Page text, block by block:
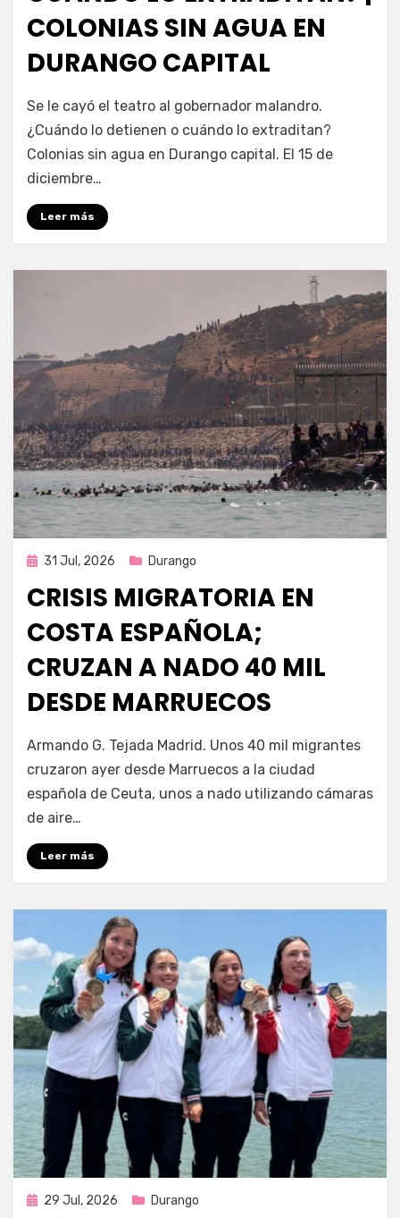
COLONIAS SIN AGUA EN
DURANGO CAPITAL
por Fernando Miranda Servín
Se le cayó el teatro al gobernador malandro.
¿Cuándo lo detienen o cuándo lo extraditan?
Colonias sin agua en Durango capital. El 15 de
diciembre…
Leer más
Publicada
31 Jul, 2026 Durango
CRISIS MIGRATORIA EN
COSTA ESPAÑOLA;
CRUZAN A NADO 40 MIL
DESDE MARRUECOS
Fernando Miranda Servín
Armando G. Tejada Madrid. Unos 40 mil migrantes
cruzaron ayer desde Marruecos a la ciudad
española de Ceuta, unos a nado utilizando cámaras
de aire…
Leer más
Publicada
29 Jul, 2026 Durango